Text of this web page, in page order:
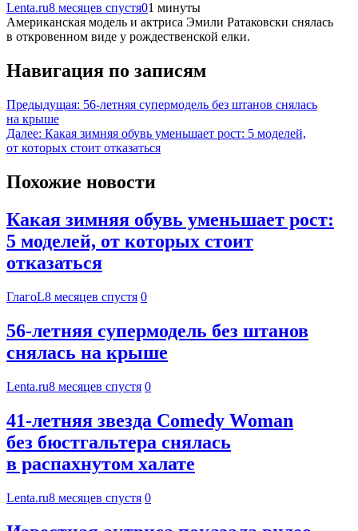
Lenta.ru8 месяцев спустя01 минуты
Американская модель и актриса Эмили Ратаковски снялась
в откровенном виде у рождественской елки.
Навигация по записям
Предыдущая: 56-летняя супермодель без штанов снялась
на крыше
Далее: Какая зимняя обувь уменьшает рост: 5 моделей,
от которых стоит отказаться
Похожие новости
Какая зимняя обувь уменьшает рост:
5 моделей, от которых стоит
отказаться
ГлагоL8 месяцев спустя 0
56-летняя супермодель без штанов
снялась на крыше
Lenta.ru8 месяцев спустя 0
41-летняя звезда Comedy Woman
без бюстгальтера снялась
в распахнутом халате
Lenta.ru8 месяцев спустя 0